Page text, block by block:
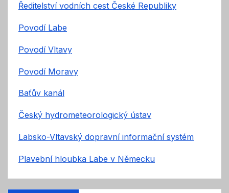
Ředitelství vodních cest České Republiky
Povodí Labe
Povodí Vltavy
Povodí Moravy
Baťův kanál
Český hydrometeorologický ústav
Labsko-Vltavský dopravní informační systém
Plavební hloubka Labe v Německu